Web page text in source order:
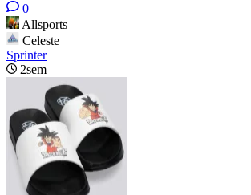
0
Allsports
Celeste
Sprinter
2sem